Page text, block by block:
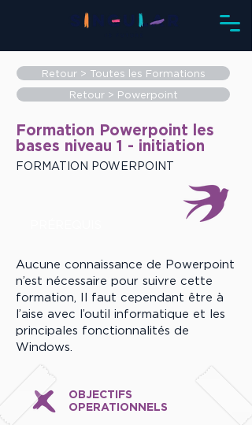
Retour > Toutes les Formations
Retour > Powerpoint
Formation Powerpoint les
bases niveau 1 - initiation
FORMATION POWERPOINT
Aucune connaissance de Powerpoint
n’est nécessaire pour suivre cette
formation, Il faut cependant être à
l’aise avec l’outil informatique et les
principales fonctionnalités de
Windows.
OBJECTIFS
OPERATIONNELS